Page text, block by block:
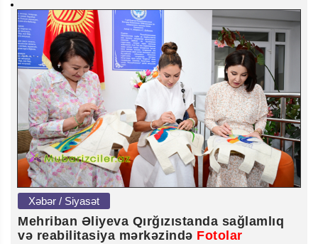
Xəbər / Siyasət
Mehriban Əliyeva Qırğızıstanda sağlamlıq
və reabilitasiya mərkəzində Fotolar